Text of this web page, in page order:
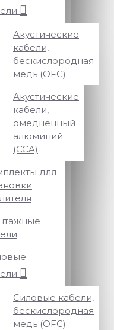
Акустические
кабели,
бескислородная
медь (OFC)
Акустические
кабели,
омедненный
алюминий
(CCA)
для
Силовые кабели,
бескислородная
медь (OFC)